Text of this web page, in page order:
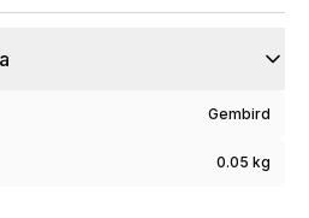
Gembird
0.05 kg